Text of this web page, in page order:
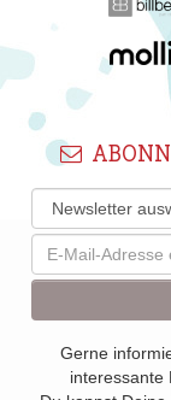
Gerne
interessante